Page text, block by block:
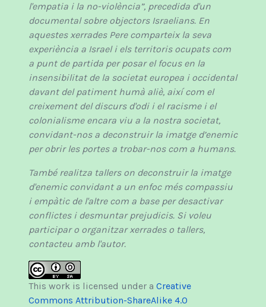
l'empatia i la no-violència”, precedida d'un
documental sobre objectors Israelians. En
aquestes xerrades Pere comparteix la seva
experiència a Israel i els territoris ocupats com
a punt de partida per posar el focus en la
insensibilitat de la societat europea i occidental
davant del patiment humà aliè, així com el
creixement del discurs d'odi i el racisme i el
colonialisme encara viu a la nostra societat,
convidant-nos a deconstruir la imatge d’enemic
per obrir les portes a trobar-nos com a humans.
També realitza tallers on deconstruir la imatge
d'enemic convidant a un enfoc més compassiu
i empàtic de l'altre com a base per desactivar
conflictes i desmuntar prejudicis. Si voleu
participar o organitzar xerrades o tallers,
contacteu amb l'autor.
This work is licensed under a Creative
Commons Attribution-ShareAlike 4.0